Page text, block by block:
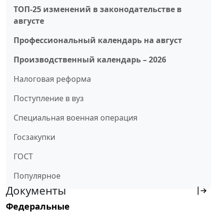
ТОП-25 изменений в законодательстве в
августе
Профессиональный календарь на август
Производственный календарь – 2026
Налоговая реформа
Поступление в вуз
Специальная военная операция
Госзакупки
ГОСТ
Популярное
Документы
Федеральные